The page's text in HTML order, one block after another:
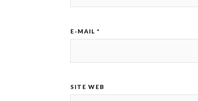
E-MAIL *
SITE WEB